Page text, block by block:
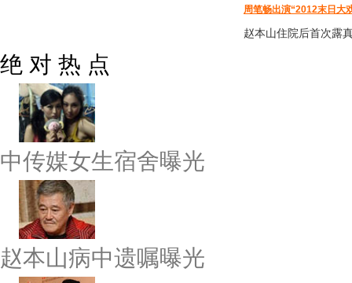
周笔畅出演“2012末日大
赵本山住院后首次露
绝 对 热 点
中传媒女生宿舍曝光
赵本山病中遗嘱曝光